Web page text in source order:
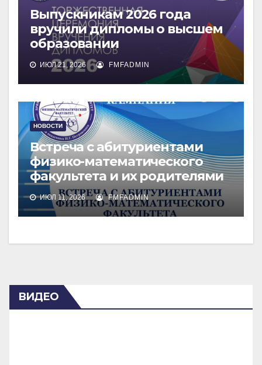
Выпускникам 2026 года
вручили дипломы о высшем
образовании
ИЮЛ 21, 2026 FMFADMIN
НОВОСТИ
Встреча с абитуриентами
физико-математического
факультета и их родителями
ИЮЛ 11, 2026 FMFADMIN
ВИДЕО